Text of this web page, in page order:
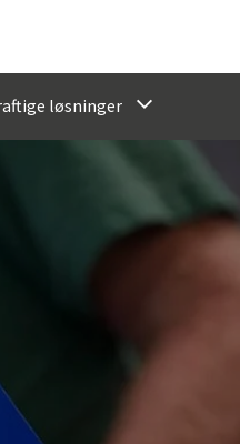
løsninger